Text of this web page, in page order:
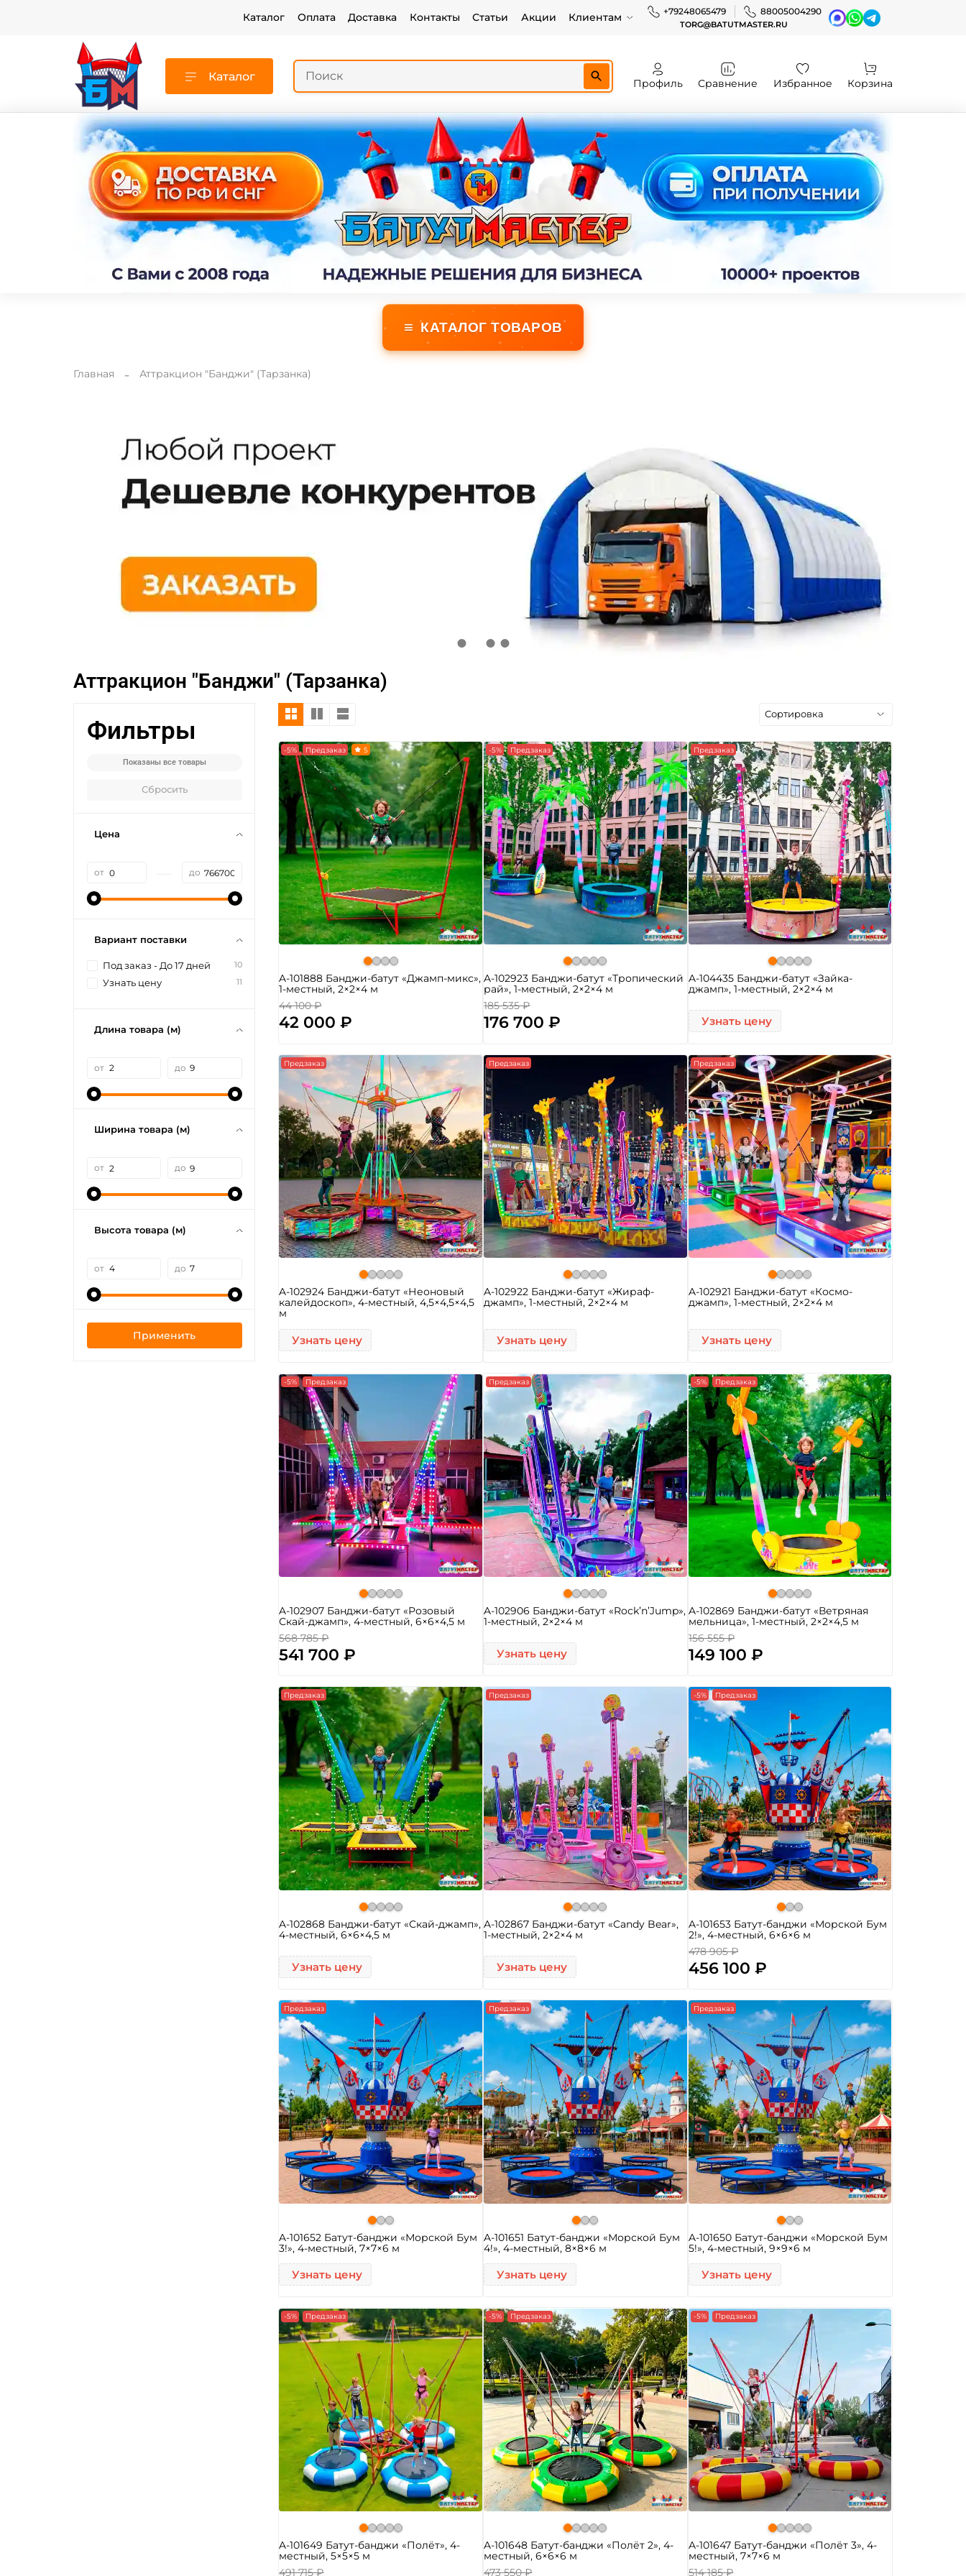
Каталог Оплата Доставка Контакты Статьи Акции Клиентам +79248065479 88005004290
TORG@BATUTMASTER.RU
Каталог
Профиль Сравнение Избранное Корзина
≡ КАТАЛОГ ТОВАРОВ
Главная Аттракцион "Банджи" (Тарзанка)
Аттракцион "Банджи" (Тарзанка)
-5% Предзаказ 5
A-101888 Банджи-батут «Джамп-микс»,
1-местный, 2×2×4 м
44 100 ₽
42 000 ₽
-5% Предзаказ
A-102923 Банджи-батут «Тропический
рай», 1-местный, 2×2×4 м
185 535 ₽
176 700 ₽
Предзаказ
A-104435 Банджи-батут «Зайка-
джамп», 1-местный, 2×2×4 м
Узнать цену
Предзаказ
A-102924 Банджи-батут «Неоновый
калейдоскоп», 4-местный, 4,5×4,5×4,5
м
Узнать цену
Предзаказ
A-102922 Банджи-батут «Жираф-
джамп», 1-местный, 2×2×4 м
Узнать цену
Предзаказ
A-102921 Банджи-батут «Космо-
джамп», 1-местный, 2×2×4 м
Узнать цену
-5% Предзаказ
A-102907 Банджи-батут «Розовый
Скай-джамп», 4-местный, 6×6×4,5 м
568 785 ₽
541 700 ₽
Предзаказ
A-102906 Банджи-батут «Rock’n’Jump»,
1-местный, 2×2×4 м
Узнать цену
-5% Предзаказ
A-102869 Банджи-батут «Ветряная
мельница», 1-местный, 2×2×4,5 м
156 555 ₽
149 100 ₽
Предзаказ
A-102868 Банджи-батут «Скай-джамп»,
4-местный, 6×6×4,5 м
Узнать цену
Предзаказ
A-102867 Банджи-батут «Candy Bear»,
1-местный, 2×2×4 м
Узнать цену
-5% Предзаказ
A-101653 Батут-банджи «Морской Бум
2!», 4-местный, 6×6×6 м
478 905 ₽
456 100 ₽
Предзаказ
A-101652 Батут-банджи «Морской Бум
3!», 4-местный, 7×7×6 м
Узнать цену
Предзаказ
A-101651 Батут-банджи «Морской Бум
4!», 4-местный, 8×8×6 м
Узнать цену
Предзаказ
A-101650 Батут-банджи «Морской Бум
5!», 4-местный, 9×9×6 м
Узнать цену
-5% Предзаказ
A-101649 Батут-банджи «Полёт», 4-
местный, 5×5×5 м
491 715 ₽
-5% Предзаказ
A-101648 Батут-банджи «Полёт 2», 4-
местный, 6×6×6 м
473 550 ₽
-5% Предзаказ
A-101647 Батут-банджи «Полёт 3», 4-
местный, 7×7×6 м
514 185 ₽
Фильтры
Показаны все товары
Сбросить
Цена
от до
Вариант поставки
Под заказ - До 17 дней 10
Узнать цену 11
Длина товара (м)
от до
Ширина товара (м)
от до
Высота товара (м)
от до
Применить